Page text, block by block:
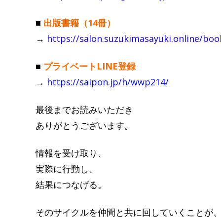
■ 出版書籍（14冊）
→ https://salon.suzukimasayuki.online/
■ プライベートLINE登録
→ https://saipon.jp/h/wwp214/
最後までお読みいただき
ありがとうございます。
情報を受け取り、
実際に行動し、
結果につなげる。
そのサイクルを仲間と共に回していくことが